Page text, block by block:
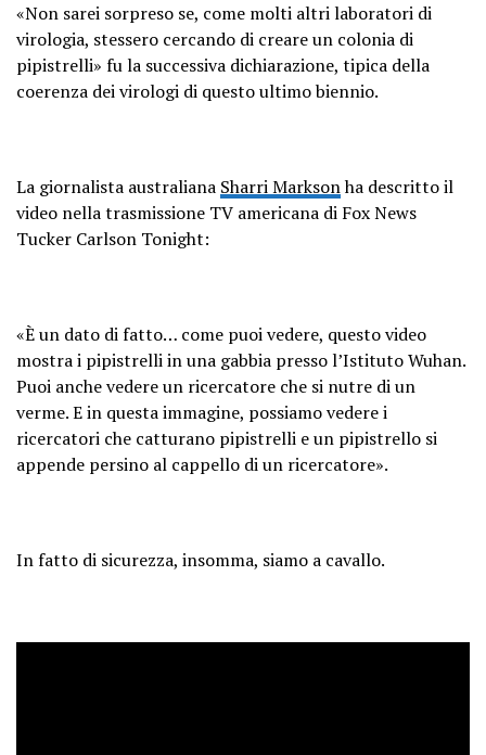
«Non sarei sorpreso se, come molti altri laboratori di
virologia, stessero cercando di creare un colonia di
pipistrelli» fu la successiva dichiarazione, tipica della
coerenza dei virologi di questo ultimo biennio.
La giornalista australiana Sharri Marksonha descritto il
video nella trasmissione TV americana di Fox News
Tucker Carlson Tonight:
«È un dato di fatto… come puoi vedere, questo video
mostra i pipistrelli in una gabbia presso l’Istituto Wuhan.
Puoi anche vedere un ricercatore che si nutre di un
verme. E in questa immagine, possiamo vedere i
ricercatori che catturano pipistrelli e un pipistrello si
appende persino al cappello di un ricercatore».
In fatto di sicurezza, insomma, siamo a cavallo.